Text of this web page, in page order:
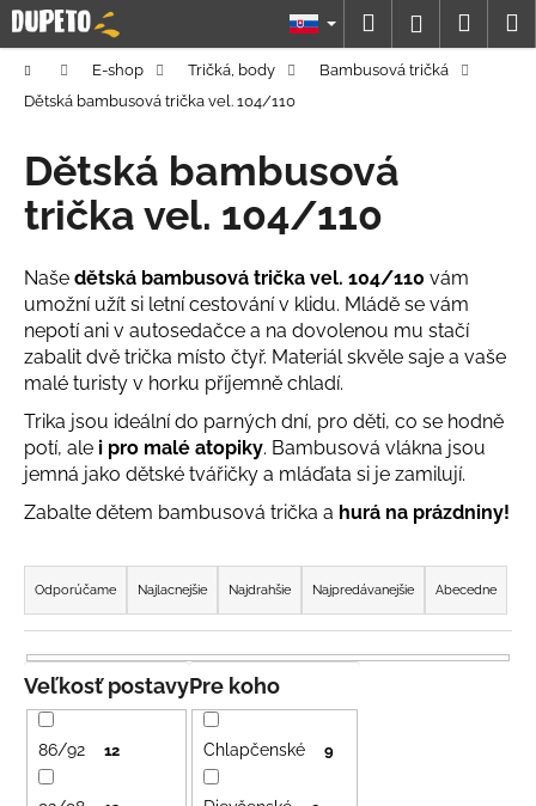
Prejsť
na
obsah
Hľadať
DomovE-shop Tričká, body
Bambusová tričká
Dětská bambusová trička vel. 104/110
Dětská bambusová
trička vel. 104/110
Naše dětská bambusová trička vel. 104/110 vám
umožní užít si letní cestování v klidu. Mládě se vám
nepotí ani v autosedačce a na dovolenou mu stačí
zabalit dvě trička místo čtyř. Materiál skvěle saje a vaše
malé turisty v horku příjemně chladí.
Trika jsou ideální do parných dní, pro děti, co se hodně
potí, ale i pro malé atopiky. Bambusová vlákna jsou
jemná jako dětské tvářičky a mláďata si je zamilují.
Zabalte dětem bambusová trička a hurá na prázdniny!
R
a
d
e
n
i
e
p
Odporúčame Najlacnejšie Najdrahšie Najpredávanejšie Abecedne
Pre koho
Chlapčenské 9
Veľkosť postavy
86/92 12
K
o
o
p
o
r
e
b
u
j
e
t
e
á
s
ť
?